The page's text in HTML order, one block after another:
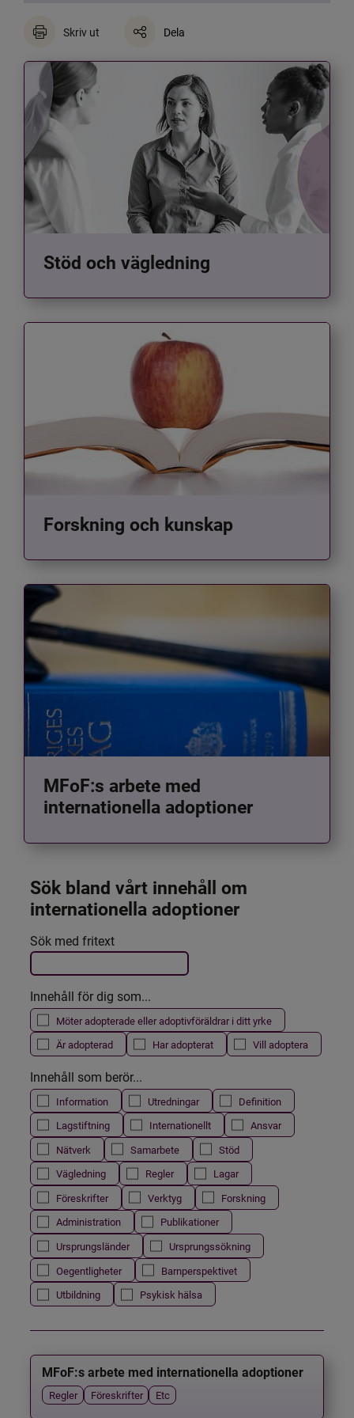
Skriv ut Dela
Stöd och vägledning
Forskning och kunskap
MFoF:s arbete med
internationella adoptioner
Sök bland vårt innehåll om
internationella adoptioner
Filtrera resultatet
Det här formuläret postas automatiskt
Sök med fritext
Innehåll för dig som...
Möter adopterade eller adoptivföräldrar i ditt yrke
Är adopterad
Har adopterat Vill adoptera
Innehåll som berör...
Information Utredningar
Definition
Lagstiftning
Internationellt
Ansvar
Nätverk
Samarbete
Stöd
Vägledning
Regler
Lagar
Föreskrifter
Verktyg
Forskning
Administration
Publikationer
Ursprungsländer
Ursprungssökning
Oegentligheter
Barnperspektivet
Utbildning
Psykisk hälsa
MFoF:s arbete med internationella adoptioner
Regler Föreskrifter Etc